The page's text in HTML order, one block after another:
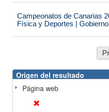
Campeonatos de Canarias
Física y Deportes |
Origen del resultado
Página web